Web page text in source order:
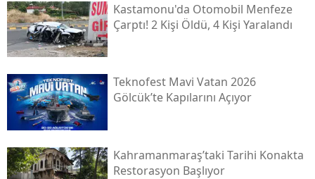
Kastamonu'da Otomobil Menfeze
Çarptı! 2 Kişi Öldü, 4 Kişi Yaralandı
Teknofest Mavi Vatan 2026
Gölcük’te Kapılarını Açıyor
Kahramanmaraş’taki Tarihi Konakta
Restorasyon Başlıyor